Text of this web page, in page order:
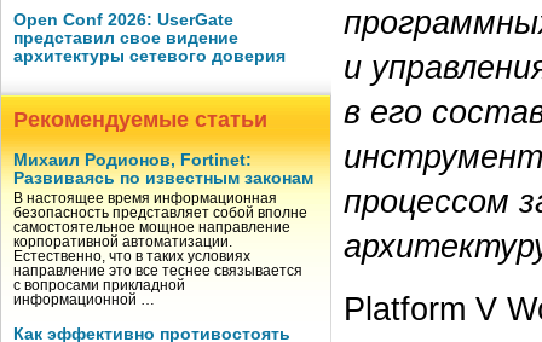
Open Conf 2026: UserGate
представил свое видение
архитектуры сетевого доверия
Рекомендуемые статьи
Михаил Родионов, Fortinet:
Развиваясь по известным законам
В настоящее время информационная
безопасность представляет собой вполне
самостоятельное мощное направление
корпоративной автоматизации.
Естественно, что в таких условиях
направление это все теснее связывается
с вопросами прикладной
информационной …
Как эффективно противостоять
и
в его
процессом
Platform V